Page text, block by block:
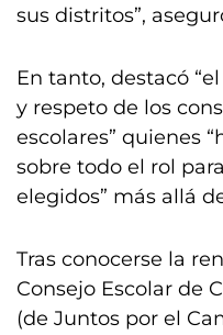
sus distritos”,
En tanto, destacó
y respeto de los
escolares” quienes
sobre todo el rol
elegidos” más allá
Tras conocerse la
Consejo Escolar de
(de Juntos por el